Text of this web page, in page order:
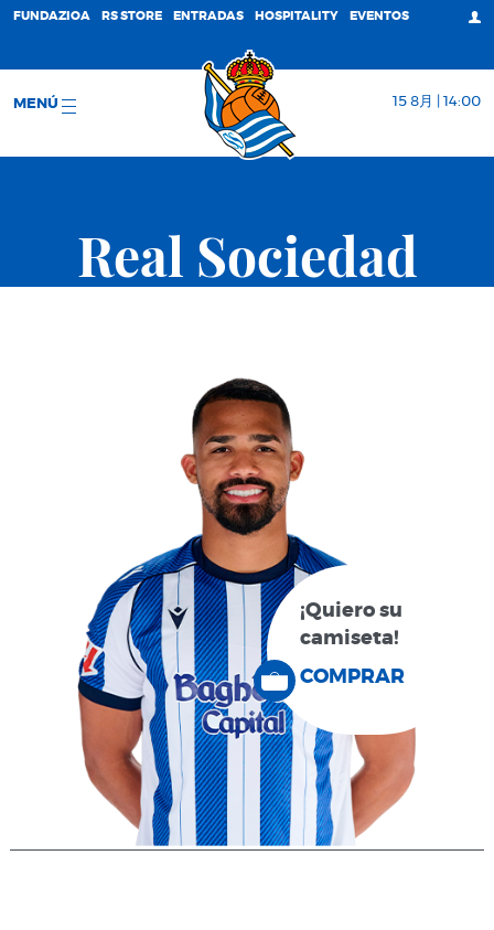
FUNDAZIOA RS STORE ENTRADAS HOSPITALITY EVENTOS
MENÚ 15 8月 | 14:00
Real Sociedad
¡Quiero su
camiseta!
COMPRAR